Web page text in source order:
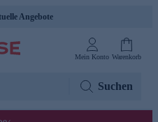
Angebote
Mein Konto Warenkorb
Suchen